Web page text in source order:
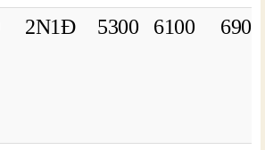
2N1Đ 5300 6100 6900